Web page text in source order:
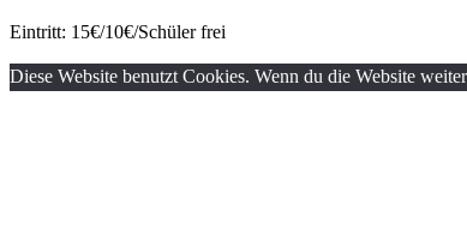
Eintritt: 15€/10€/Schüler frei
Diese Website benutzt Cookies. Wenn du die Website